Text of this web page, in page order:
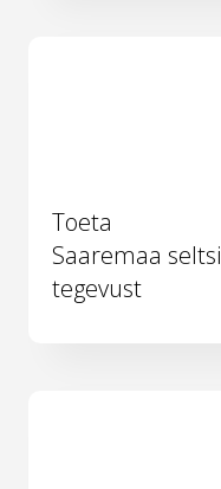
Toeta
Saaremaa seltsi
tegevust